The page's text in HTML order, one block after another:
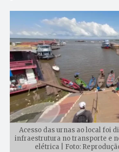
Acesso das urnas ao local foi
infraestrutura no transporte e
elétrica | Foto: